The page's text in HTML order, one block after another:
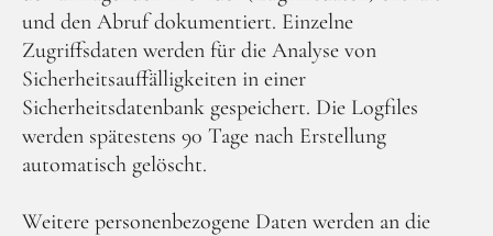
und den Abruf dokumentiert. Einzelne
Zugriffsdaten werden für die Analyse von
Sicherheitsauffälligkeiten in einer
Sicherheitsdatenbank gespeichert. Die Logfiles
werden spätestens 90 Tage nach Erstellung
automatisch gelöscht.
Weitere personenbezogene Daten werden an die